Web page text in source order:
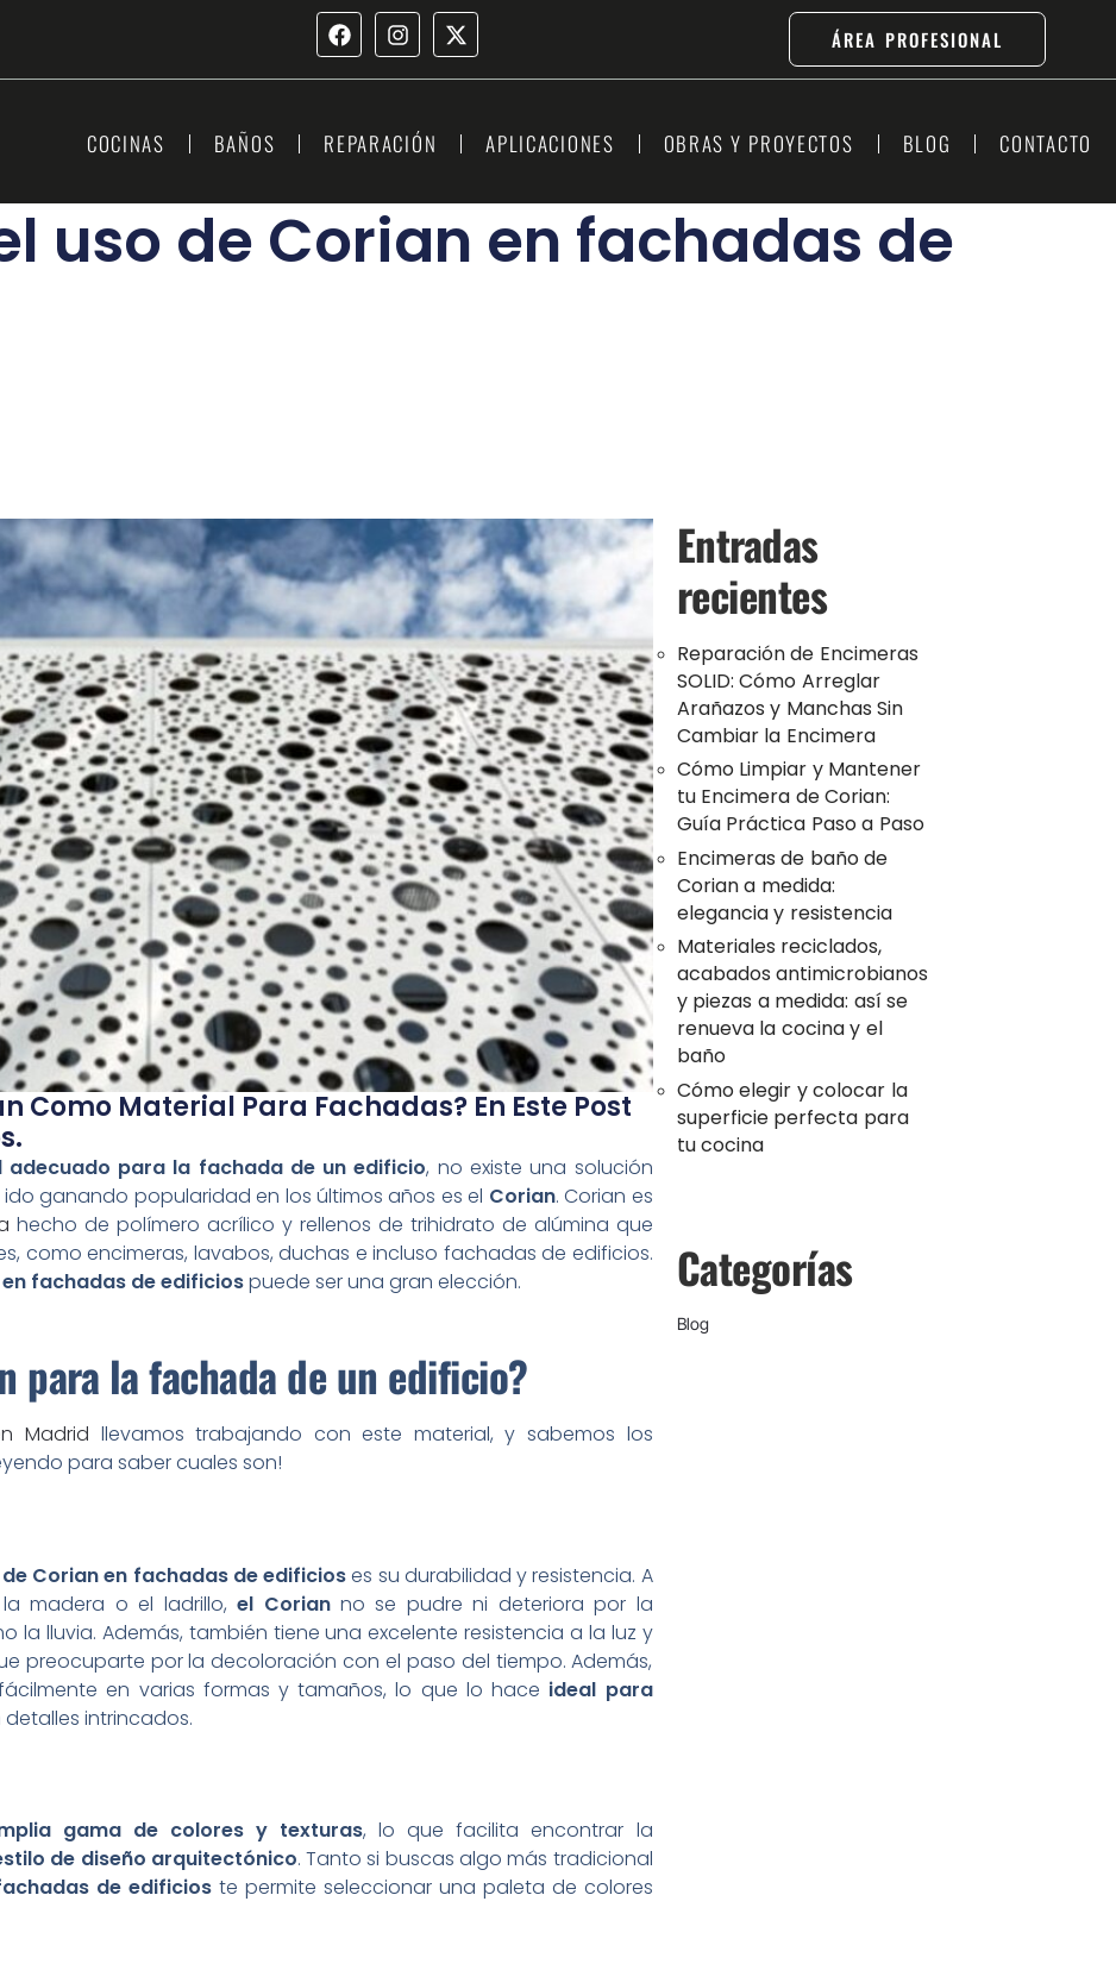
ÁREA PROFESIONAL
COCINAS BAÑOS REPARACIÓN APLICACIONES OBRAS Y PROYECTOS BLOG CONTACTO
uso de Corian en fachadas de
Como Material Para Fachadas? En Este Post
adecuado para la fachada de un edificio, no existe una solución
ganando popularidad en los últimos años es el Corian. Corian es
hecho de polímero acrílico y rellenos de trihidrato de alúmina que
como encimeras, lavabos, duchas e incluso fachadas de edificios.
fachadas de edificiospuede ser una gran elección.
para la fachada de un edificio?
Madrid llevamos trabajando con este material, y sabemos los
para saber cuales son!
Corian en fachadas de edificioses su durabilidad y resistencia. A
madera o el ladrillo,el Corianno se pudre ni deteriora por la
la lluvia. Además, también tiene una excelente resistencia a la luz y
preocuparte por la decoloración con el paso del tiempo. Además,
en varias formas y tamaños, lo que lo hace ideal para
intrincados.
gama de colores y texturas, lo que facilita encontrar la
de diseño arquitectónico. Tanto si buscas algo más tradicional
de edificios te permite seleccionar una paleta de colores
Entradas
recientes
Reparación de Encimeras
SOLID: Cómo Arreglar
Arañazos y Manchas Sin
Cambiar la Encimera
Cómo Limpiar y Mantener
tu Encimera de Corian:
Guía Práctica Paso a Paso
Encimeras de baño de
Corian a medida:
elegancia y resistencia
Materiales reciclados,
acabados antimicrobianos
y piezas a medida: así se
renueva la cocina y el
baño
Cómo elegir y colocar la
superficie perfecta para
tu cocina
Categorías
Blog